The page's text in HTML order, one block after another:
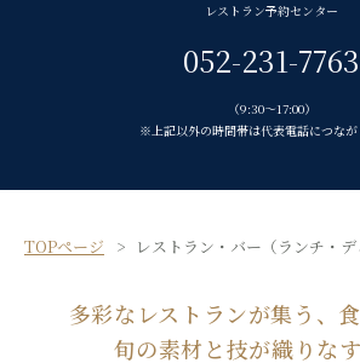
レストラン予約センター
052-231-7763
（9:30～17:00）
※上記以外の時間帯は代表電話につなが
TOPページ レストラン・バー（ランチ・デ
多彩なレストランが集う、食
旬の素材と技が織りなす